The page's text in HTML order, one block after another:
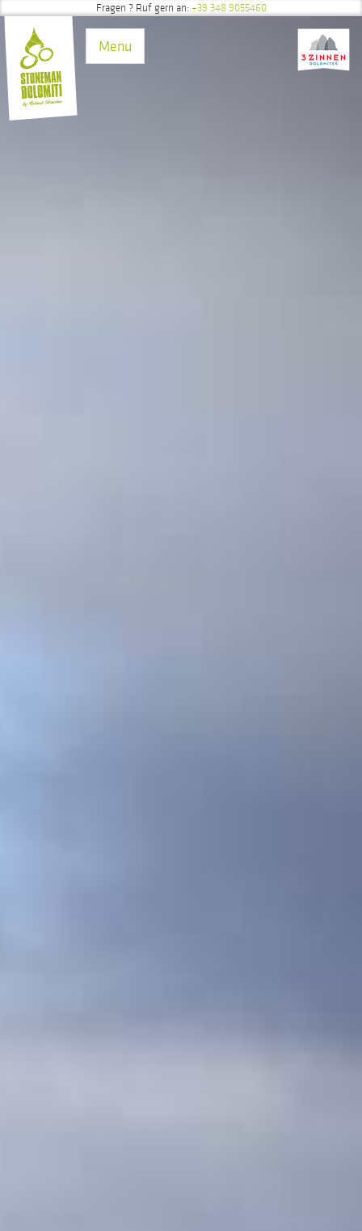
Direkt zum Inhalt
Fragen ? Ruf gern an: +39 348 9055460
Menu